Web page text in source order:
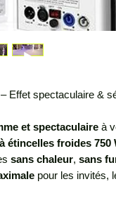
– Effet spectaculaire &
et spectaculaire à
étincelles froides 750
sans chaleur, sans
pour les invités,